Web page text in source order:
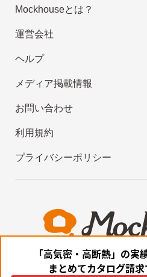
「高気密・高断熱」の実
まとめてカタログ請求
Mockhouseとは？
運営会社
ヘルプ
メディア掲載情報
お問い合わせ
利用規約
プライバシーポリシー